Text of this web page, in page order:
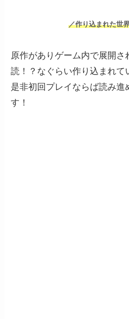
／作り込まれた世
原作がありゲーム内で展開さ
読！？なぐらい作り込まれて
是非初回プレイならば読み進
す！